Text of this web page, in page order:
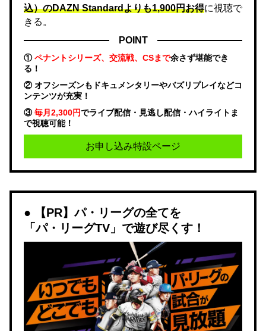
込）のDAZN Standard​よりも1,900円お得に視聴で
きる。
POINT
①ペナントシリーズ、交流戦、CSまで余さず堪能でき
る！
② オフシーズンもドキュメンタリーやバズリプレイなどコ
ンテンツが充実！
③毎月2,300円でライブ配信・見逃し配信・ハイライトま
で視聴可能！
お申し込み特設ページ
【PR】パ・リーグの全てを
「パ・リーグTV」で遊び尽くす！